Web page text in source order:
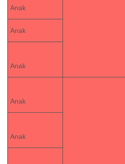
Anak
Anak
Anak
Anak
Anak